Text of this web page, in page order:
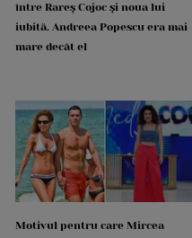
între Rareș Cojoc și noua lui
iubită. Andreea Popescu era mai
mare decât el
Motivul pentru care Mircea